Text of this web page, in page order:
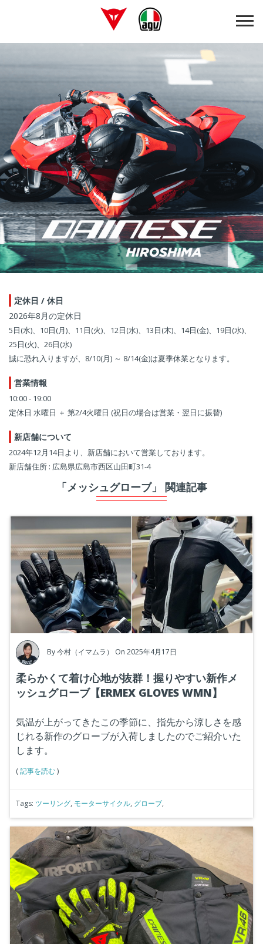
定休日 / 休日
2026年8月の定休日
5日(水)、10日(月)、11日(火)、12日(水)、13日(木)、14日(金)、19日(水)、
25日(火)、26日(水)
誠に恐れ入りますが、8/10(月) ～ 8/14(金)は夏季休業となります。
営業情報
10:00 - 19:00
定休日 水曜日 ＋ 第2/4火曜日 (祝日の場合は営業・翌日に振替)
新店舗について
2024年12月14日より、新店舗において営業しております。
新店舗住所 : 広島県広島市西区山田町31-4
「メッシュグローブ」 関連記事
By今村（イマムラ） On 2025年4月17日
柔らかくて着け心地が抜群！握りやすい新作メ
ッシュグローブ【ERMEX GLOVES WMN】
気温が上がってきたこの季節に、指先から涼しさを感
じれる新作のグローブが入荷しましたのでご紹介いた
します。
(記事を読む)
Tags: ツーリング, モーターサイクル, グローブ,